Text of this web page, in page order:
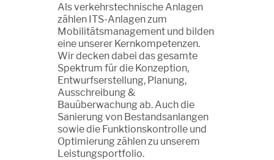
Als verkehrstechnische Anlagen
zählen ITS-Anlagen zum
Mobilitätsmanagement und bilden
eine unserer Kernkompetenzen.
Wir decken dabei das gesamte
Spektrum für die Konzeption,
Entwurfserstellung, Planung,
Ausschreibung &
Bauüberwachung ab. Auch die
Sanierung von Bestandsanlangen
sowie die Funktionskontrolle und
Optimierung zählen zu unserem
Leistungsportfolio.